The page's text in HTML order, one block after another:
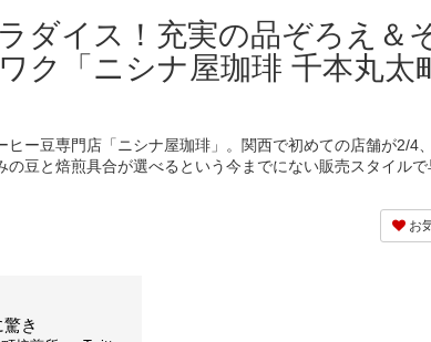
ダイス！充実の品ぞろえ＆
ク「ニシナ屋珈琲 千本丸太
ヒー豆専門店「ニシナ屋珈琲」。関西で初めての店舗が2/4
の豆と焙煎具合が選べるという今までにない販売スタイルで
お
き